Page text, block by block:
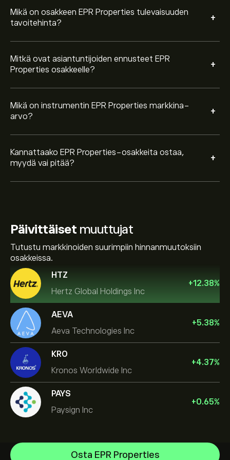
Mikä on osakkeen EPR Properties tulevaisuuden
tavoitehinta?
+
Mitkä ovat asiantuntijoiden ennusteet EPR
Properties osakkeelle?
+
Mikä on instrumentin EPR Properties markkina-
arvo?
+
Kannattaako EPR Properties-osakkeita ostaa,
myydä vai pitää?
+
Päivittäiset muuttujat
Tutustu markkinoiden suurimpiin hinnanmuutoksiin
osakkeissa.
HTZ
Hertz Global Holdings Inc
+12.38%
AEVA
Aeva Technologies Inc
+5.38%
KRO
Kronos Worldwide Inc
+4.37%
PAYS
Paysign Inc
+0.65%
Osta EPR Properties
NVIDIA Corporation